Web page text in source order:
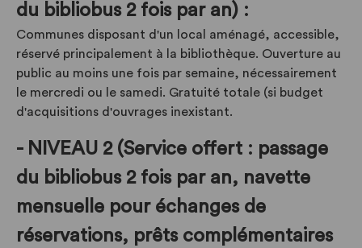
du bibliobus 2 fois par an) :
Communes disposant d'un local aménagé, accessible,
réservé principalement à la bibliothèque. Ouverture au
public au moins une fois par semaine, nécessairement
le mercredi ou le samedi. Gratuité totale (si budget
d'acquisitions d'ouvrages inexistant.
- NIVEAU 2 (Service offert : passage
du bibliobus 2 fois par an, navette
mensuelle pour échanges de
réservations, prêts complémentaires